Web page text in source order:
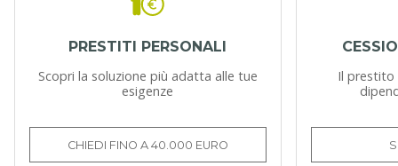
PRESTITI PERSONALI
Scopri la soluzione più adatta alle tue
esigenze
CHIEDI FINO A 40.000 EURO
Il prestito